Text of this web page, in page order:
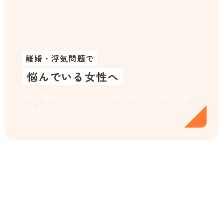
離婚・浮気問題で
悩んでいる女性へ